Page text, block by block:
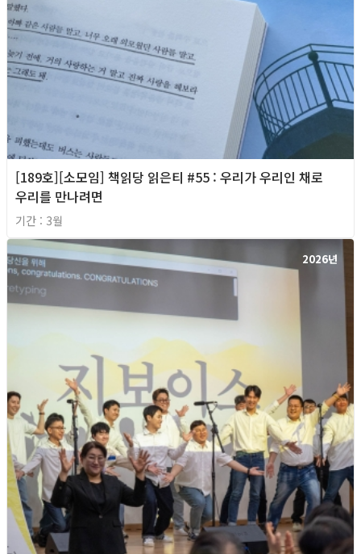
[189호][소모임] 책읽당 읽은티 #55 : 우리가 우리인 채로
우리를 만나려면
기간 : 3월
2026년